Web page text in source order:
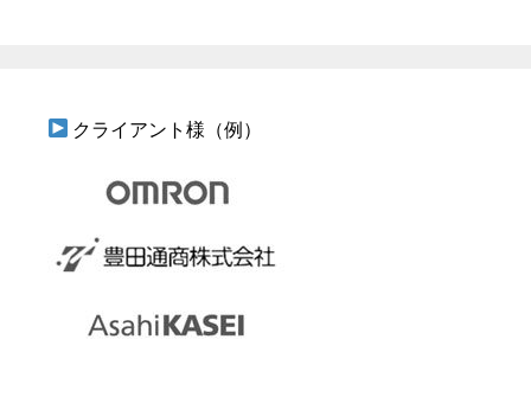
クライアント様（例）